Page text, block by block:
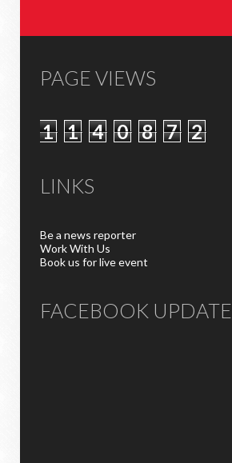
PAGE VIEWS
1 1 4 0 8 7 2
LINKS
Be a news reporter
Work With Us
Book us for live event
FACEBOOK UPDATE